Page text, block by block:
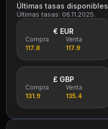
Últimas tasas disponibles
Últimas tasas: 06.11.2025.
€ EUR
Compra
117.8
Venta
117.9
£ GBP
Compra
131.9
Venta
135.4